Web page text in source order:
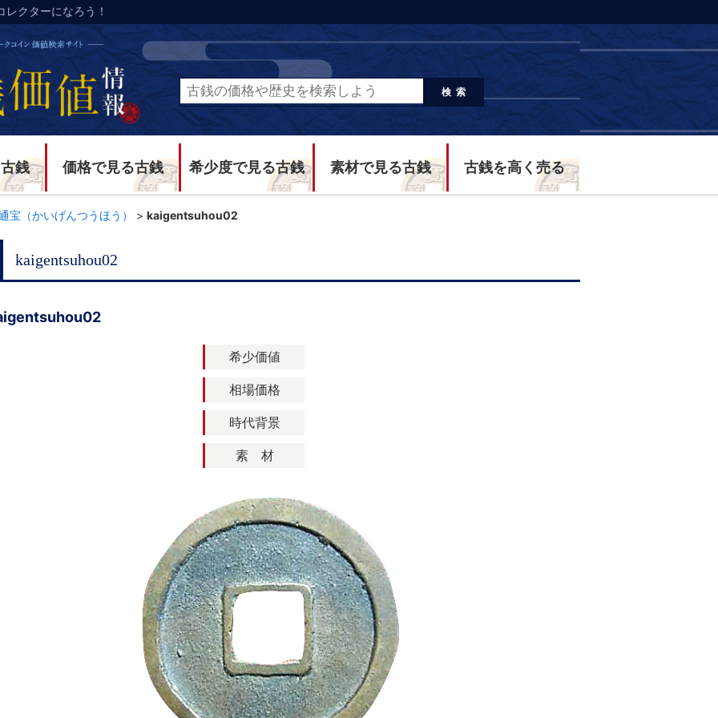
クターになろう！
検索
銭 価格で見る古銭 希少度で見る古銭 素材で見る古銭 古銭を高く売る
宝（かいげんつうほう） > kaigentsuhou02
kaigentsuhou02
希少価値
相場価格
時代背景
素 材